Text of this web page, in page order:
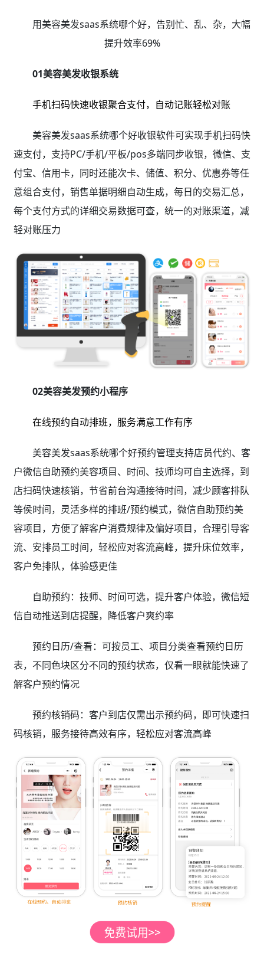
用美容美发saas系统哪个好，告别忙、乱、杂，大幅
提升效率69%
01美容美发收银系统
手机扫码快速收银聚合支付，自动记账轻松对账
美容美发saas系统哪个好收银软件可实现手机扫码快
速支付，支持PC/手机/平板/pos多端同步收银，微信、支
付宝、信用卡，同时还能次卡、储值、积分、优惠券等任
意组合支付，销售单据明细自动生成，每日的交易汇总，
每个支付方式的详细交易数据可查，统一的对账渠道，减
轻对账压力
02美容美发预约小程序
在线预约自动排班，服务满意工作有序
美容美发saas系统哪个好预约管理支持店员代约、客
户微信自助预约美容项目、时间、技师均可自主选择，到
店扫码快速核销，节省前台沟通接待时间，减少顾客排队
等侯时间，灵活多样的排班/预约模式，微信自助预约美
容项目，方便了解客户消费规律及偏好项目，合理引导客
流、安排员工时间，轻松应对客流高峰，提升床位效率，
客户免排队，体验感更佳
自助预约：技师、时间可选，提升客户体验，微信短
信自动推送到店提醒，降低客户爽约率
预约日历/查看：可按员工、项目分类查看预约日历
表，不同色块区分不同的预约状态，仅看一眼就能快速了
解客户预约情况
预约核销码：客户到店仅需出示预约码，即可快速扫
码核销，服务接待高效有序，轻松应对客流高峰